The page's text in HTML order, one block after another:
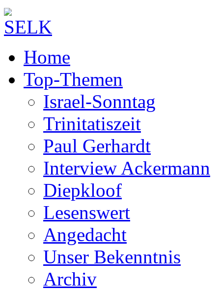
Home
Top-Themen
Israel-Sonntag
Trinitatiszeit
Paul Gerhardt
Interview Ackermann
Diepkloof
Lesenswert
Angedacht
Unser Bekenntnis
Archiv